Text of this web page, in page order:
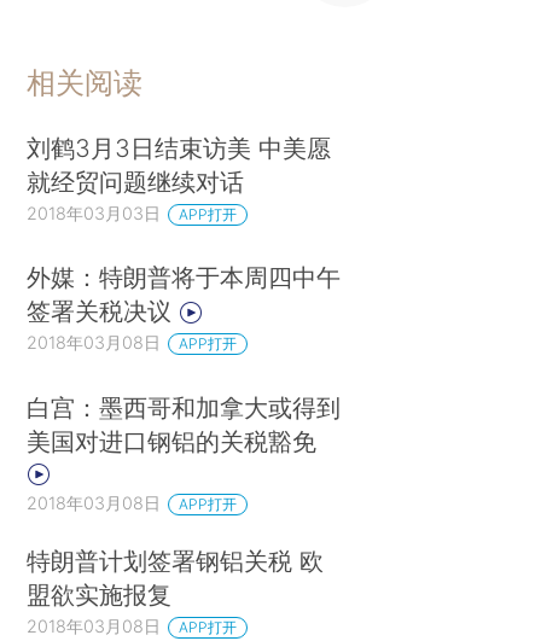
相关阅读
刘鹤3月3日结束访美 中美愿
就经贸问题继续对话
2018年03月03日 APP打开
外媒：特朗普将于本周四中午
签署关税决议
2018年03月08日 APP打开
白宫：墨西哥和加拿大或得到
美国对进口钢铝的关税豁免
2018年03月08日 APP打开
特朗普计划签署钢铝关税 欧
盟欲实施报复
2018年03月08日 APP打开